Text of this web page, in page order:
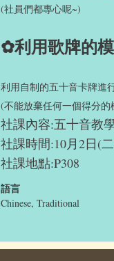
(社員們都專心呢~)
✿利用歌牌的
利用自制的五十音卡牌進
(不能放棄任何一個得分的
社課內容:五十音教
社課時間:10月2日(
社課地點:P308
語言
Chinese, Traditional